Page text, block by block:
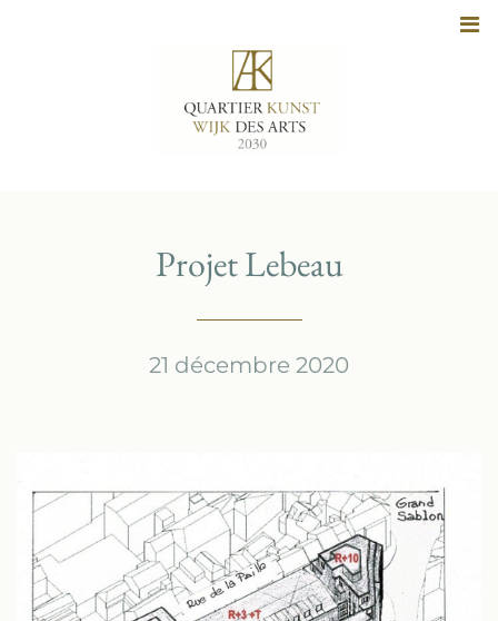
Projet Lebeau
21 décembre 2020